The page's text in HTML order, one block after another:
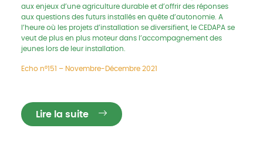
aux enjeux d’une agriculture durable et d’offrir des réponses
aux questions des futurs installés en quête d’autonomie. A
l’heure où les projets d’installation se diversifient, le CEDAPA se
veut de plus en plus moteur dans l’accompagnement des
jeunes lors de leur installation.
Echo n°151 – Novembre-Décembre 2021
Lire la suite